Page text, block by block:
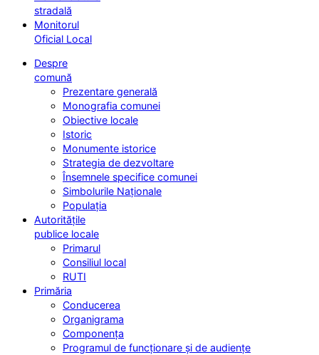
stradală
Monitorul
Oficial Local
Despre
comună
Prezentare generală
Monografia comunei
Obiective locale
Istoric
Monumente istorice
Strategia de dezvoltare
Însemnele specifice comunei
Simbolurile Naționale
Populația
Autoritățile
publice locale
Primarul
Consiliul local
RUTI
Primăria
Conducerea
Organigrama
Componența
Programul de funcționare și de audiențe